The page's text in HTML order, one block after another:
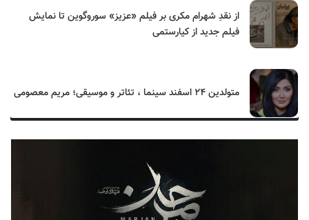
از نقدِ شهرام مکری بر فیلم «عزیز» سوروگوین تا نمایش
فیلم جدید از کیارستمی
متولدین ۲۴ اسفند سینما ، تئاتر و موسیقی؛ مریم معصومی